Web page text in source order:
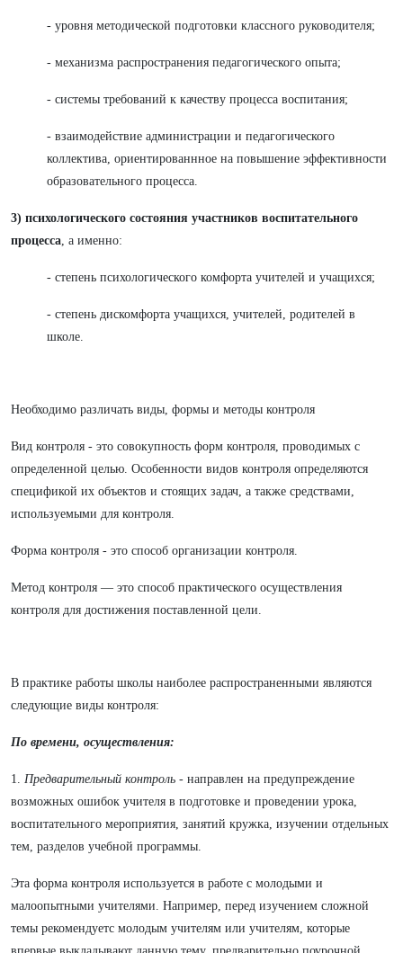
- уровня методической подготовки классного руководителя;
- механизма распространения педагогического опыта;
- системы требований к качеству процесса воспитания;
- взаимодействие администрации и педагогического
коллектива, ориентированнное на повышение эффективности
образовательного процесса.
3) психологического состояния участников воспитательного
процесса, а именно:
- степень психологического комфорта учителей и учащихся;
- степень дискомфорта учащихся, учителей, родителей в
школе.
Необходимо различать виды, формы и методы контроля
Вид контроля - это совокупность форм контроля, проводимых с
определенной целью. Особенности видов контроля определяются
спецификой их объектов и стоящих задач, а также средствами,
используемыми для контроля.
Форма контроля - это способ организации контроля.
Метод контроля — это способ практического осуществления
контроля для достижения поставленной цели.
В практике работы школы наиболее распространенными являются
следующие виды контроля:
По времени, осуществления:
1. Предварительный контроль - направлен на предупреждение
возможных ошибок учителя в подготовке и проведении урока,
воспитательного мероприятия, занятий кружка, изучении отдельных
тем, разделов учебной программы.
Эта форма контроля используется в работе с молодыми и
малоопытными учителями. Например, перед изучением сложной
темы рекомендуетс молодым учителям или учителям, которые